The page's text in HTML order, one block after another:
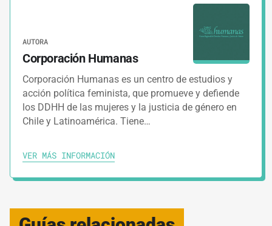
AUTORA
Corporación Humanas
Corporación Humanas es un centro de estudios y
acción política feminista, que promueve y defiende
los DDHH de las mujeres y la justicia de género en
Chile y Latinoamérica. Tiene…
VER MÁS INFORMACIÓN